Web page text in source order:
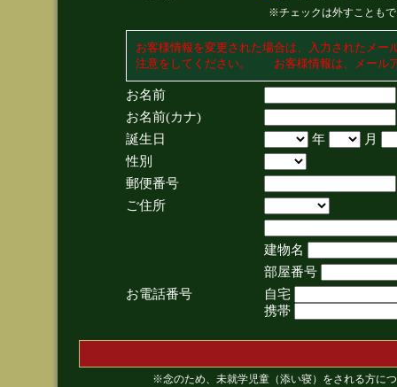
※チェックは外すことも
お客様情報を変更された場合は、入力されたメ
注意をしてください。 お客様情報は、メール
お名前
お名前(カナ)
誕生日
年
月
性別
郵便番号
ご住所
建物名
部屋番号
お電話番号
自宅
携帯
※念のため、未就学児童（添い寝）をされる方に